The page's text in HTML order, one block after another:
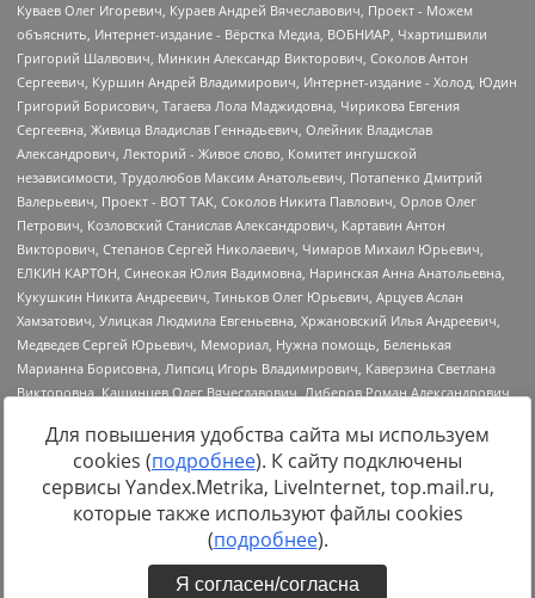
Источник:https://minjust.gov.ru/uploaded/files/reestr-
inostrannyih-agentov-22-03-2024.pdfданные на22.03.2024
Для повышения удобства сайта мы используем
cookies (подробнее). К сайту подключены
сервисы Yandex.Metrika, LiveInternet, top.mail.ru,
которые также используют файлы cookies
(подробнее).
Я согласен/согласна